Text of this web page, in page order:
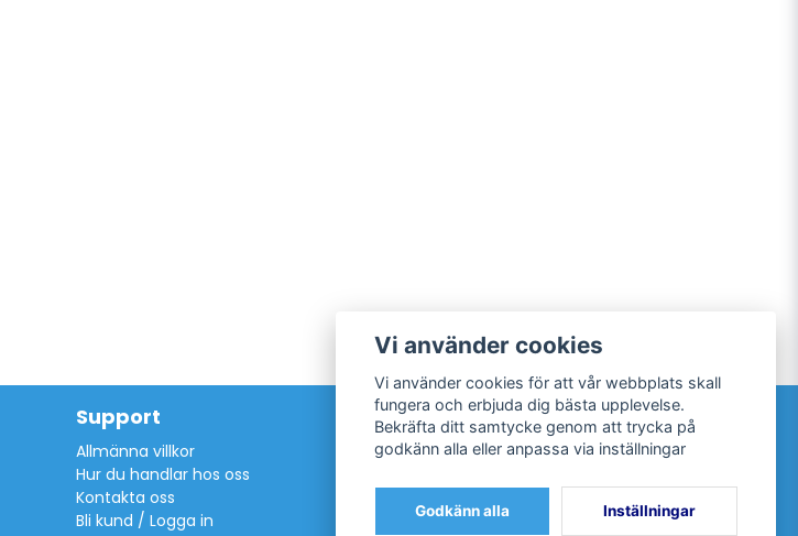
Support
Allmänna villkor
Hur du handlar hos oss
Kontakta oss
Bli kund / Logga in
Sociala medier
Facebook
Vi använder cookies
Vi använder cookies för att vår webbplats skall
fungera och erbjuda dig bästa upplevelse.
Bekräfta ditt samtycke genom att trycka på
godkänn alla eller anpassa via inställningar
Godkänn alla Inställningar